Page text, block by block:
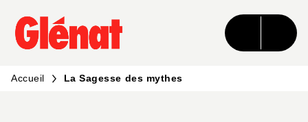
MENU RECHERCHE CONTENU
PIED DE PAGE
Accueil La Sagesse des mythes